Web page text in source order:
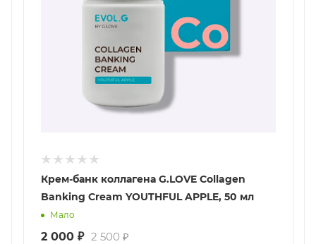
Крем-банк коллагена G.LOVE Collagen
Banking Cream YOUTHFUL APPLE, 50 мл
Мало
2 000 ₽ 2 500 ₽